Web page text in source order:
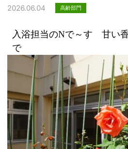
2026.06.04 高齢部門
入浴担当のNで～す 甘い
で